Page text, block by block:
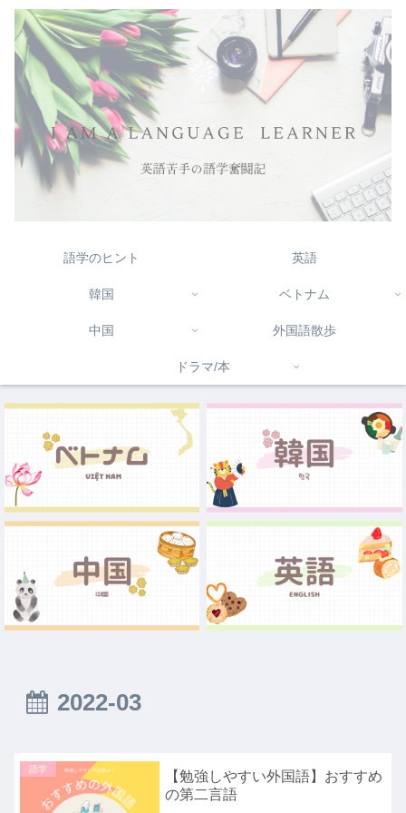
語学のヒント 英語
韓国 ベトナム
中国 外国語散歩
ドラマ/本
2022-03
語学
【勉強しやすい外国語】おすすめ
の第二言語